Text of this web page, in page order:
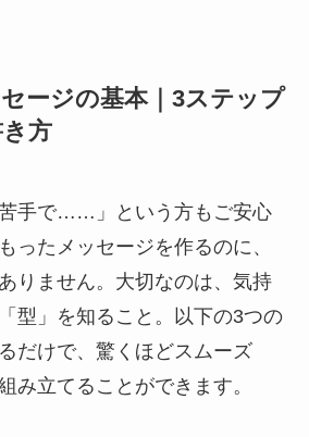
ージの基本｜3ステップ
方
苦手で……」という方もご安心
ったメッセージを作るのに、
りません。大切なのは、気持
型」を知ること。以下の3つの
だけで、驚くほどスムーズ
み立てることができます。